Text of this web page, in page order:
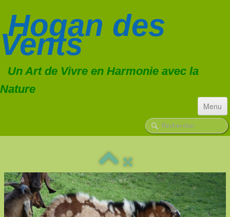
Hogan des
Vents
Un Art de Vivre en Harmonie avec la
Nature
Menu
TROUPEAU ▼
FORMATIONS